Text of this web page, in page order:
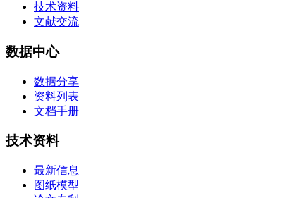
技术资料
文献交流
数据中心
数据分享
资料列表
文档手册
技术资料
最新信息
图纸模型